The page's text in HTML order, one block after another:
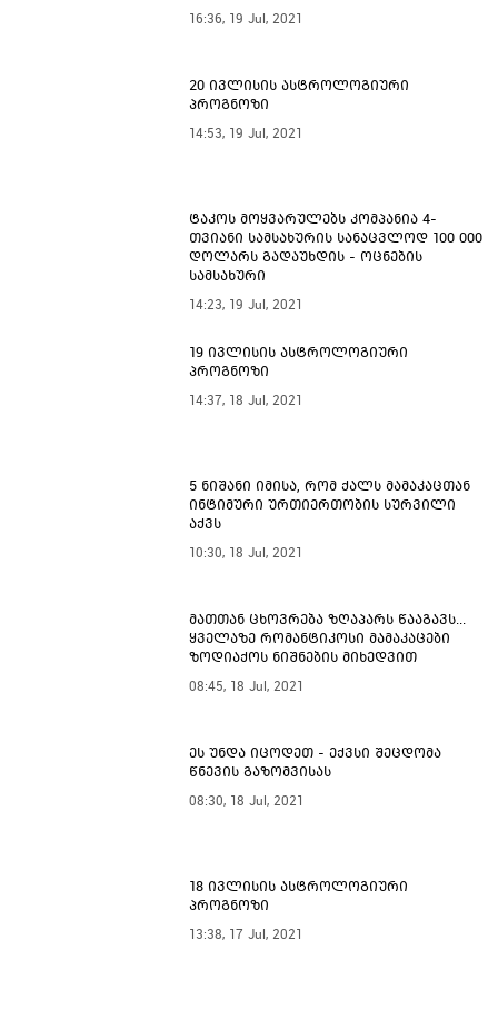
16:36, 19 Jul, 2021
20 ივლისის ასტროლოგიური
პროგნოზი
14:53, 19 Jul, 2021
ტაკოს მოყვარულებს კომპანია 4-
თვიანი სამსახურის სანაცვლოდ 100 000
დოლარს გადაუხდის - ოცნების
სამსახური
14:23, 19 Jul, 2021
19 ივლისის ასტროლოგიური
პროგნოზი
14:37, 18 Jul, 2021
5 ნიშანი იმისა, რომ ქალს მამაკაცთან
ინტიმური ურთიერთობის სურვილი
აქვს
10:30, 18 Jul, 2021
მათთან ცხოვრება ზღაპარს წააგავს...
ყველაზე რომანტიკოსი მამაკაცები
ზოდიაქოს ნიშნების მიხედვით
08:45, 18 Jul, 2021
ეს უნდა იცოდეთ - ექვსი შეცდომა
წნევის გაზომვისას
08:30, 18 Jul, 2021
18 ივლისის ასტროლოგიური
პროგნოზი
13:38, 17 Jul, 2021